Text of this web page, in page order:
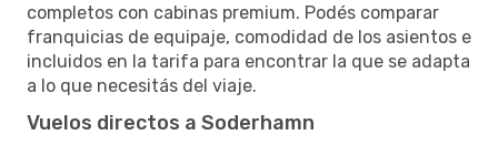
completos con cabinas premium. Podés comparar
franquicias de equipaje, comodidad de los asientos e
incluidos en la tarifa para encontrar la que se adapta
a lo que necesitás del viaje.
Vuelos directos a Soderhamn